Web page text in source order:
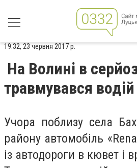
19:32, 23 червня 2017 р.
На Волині в
травмувався
Учора поблизу села
району автомобіль
із автодороги в кювет і